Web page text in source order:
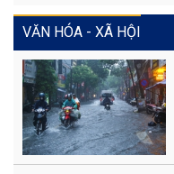
VĂN HÓA - XÃ HỘI